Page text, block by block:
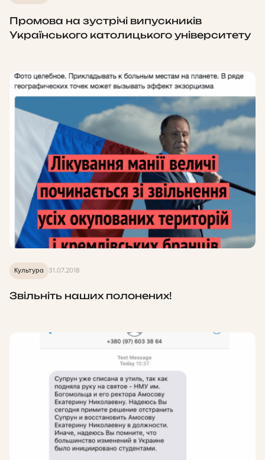
Промова на зустрічі випускників
Українського католицького університету
Культура 31.07.2018
Звільніть наших полонених!